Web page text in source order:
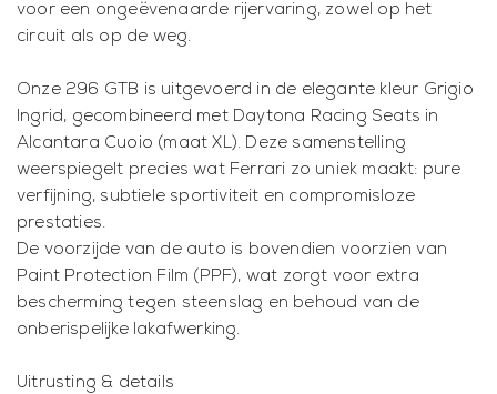
voor een ongeëvenaarde rijervaring, zowel op het
circuit als op de weg.
Onze 296 GTB is uitgevoerd in de elegante kleur Grigio
Ingrid, gecombineerd met Daytona Racing Seats in
Alcantara Cuoio (maat XL). Deze samenstelling
weerspiegelt precies wat Ferrari zo uniek maakt: pure
verfijning, subtiele sportiviteit en compromisloze
prestaties.
De voorzijde van de auto is bovendien voorzien van
Paint Protection Film (PPF), wat zorgt voor extra
bescherming tegen steenslag en behoud van de
onberispelijke lakafwerking.
Uitrusting & details